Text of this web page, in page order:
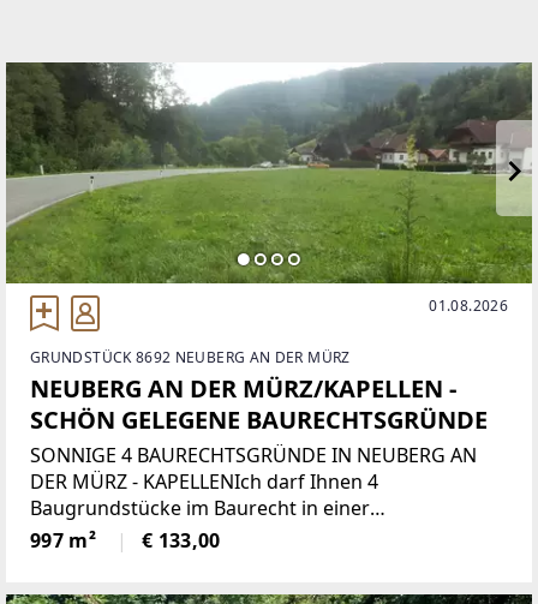
01.08.2026
GRUNDSTÜCK 8692 NEUBERG AN DER MÜRZ
NEUBERG AN DER MÜRZ/KAPELLEN -
SCHÖN GELEGENE BAURECHTSGRÜNDE
SONNIGE 4 BAURECHTSGRÜNDE IN NEUBERG AN
DER MÜRZ - KAPELLENIch darf Ihnen 4
Baugrundstücke im Baurecht in einer
wunderschönen Umgebung bei Neuberg an der
Mürz anbieten.Die Grundstücke 298/28, 298/29 und
997 m² € 133,00